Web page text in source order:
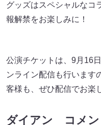
グッズはスペシャルなコ
報解禁をお楽しみに！
公演チケットは、9月16
ンライン配信も行います
客様も、ぜひ配信でお楽
ダイアン コメン